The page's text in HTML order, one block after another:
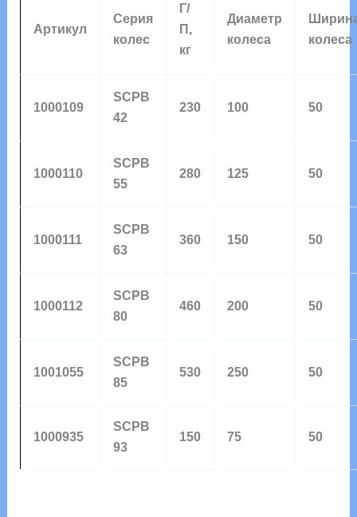
Артикул
Серия
колес
Г/
П,
кг
Диаметр
колеса
колеса
1000109
SCPB
42
230 100 50
1000110
SCPB
55
280 125 50
1000111
SCPB
63
360 150 50
1000112
SCPB
80
460 200 50
1001055
SCPB
85
530 250 50
1000935
SCPB
93
150 75 50